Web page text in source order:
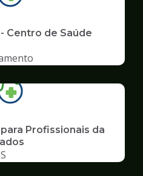
Centro de Saúde
Profissionais da